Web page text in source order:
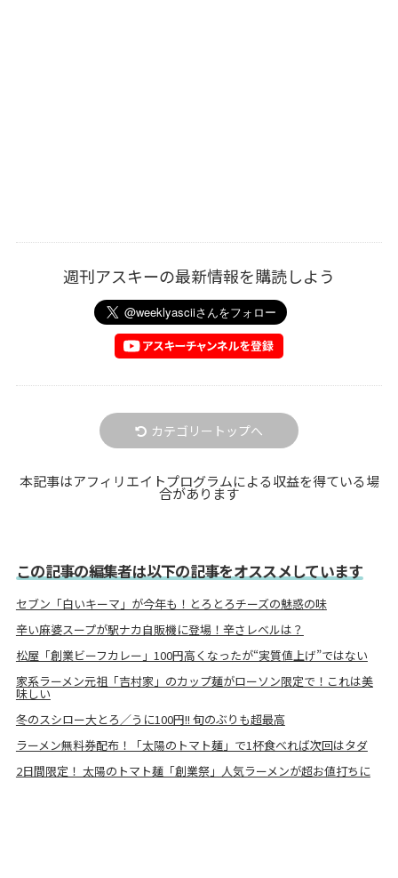
週刊アスキーの最新情報を購読しよう
カテゴリートップへ
本記事はアフィリエイトプログラムによる収益を得ている場
合があります
この記事の編集者は以下の記事をオススメしています
セブン「白いキーマ」が今年も！とろとろチーズの魅惑の味
辛い麻婆スープが駅ナカ自販機に登場！辛さレベルは？
松屋「創業ビーフカレー」100円高くなったが“実質値上げ”ではない
家系ラーメン元祖「吉村家」のカップ麺がローソン限定で！これは美
味しい
冬のスシロー大とろ／うに100円!! 旬のぶりも超最高
ラーメン無料券配布！「太陽のトマト麺」で1杯食べれば次回はタダ
2日間限定！ 太陽のトマト麺「創業祭」人気ラーメンが超お値打ちに